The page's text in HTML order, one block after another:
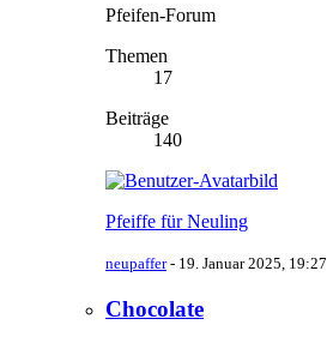
Pfeifen-Forum
Themen
17
Beiträge
140
Pfeiffe für Neuling
neupaffer- 19. Januar 2025, 19:27
Chocolate